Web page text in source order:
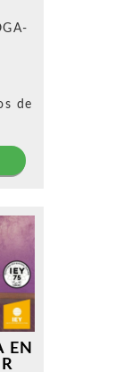
de
EN